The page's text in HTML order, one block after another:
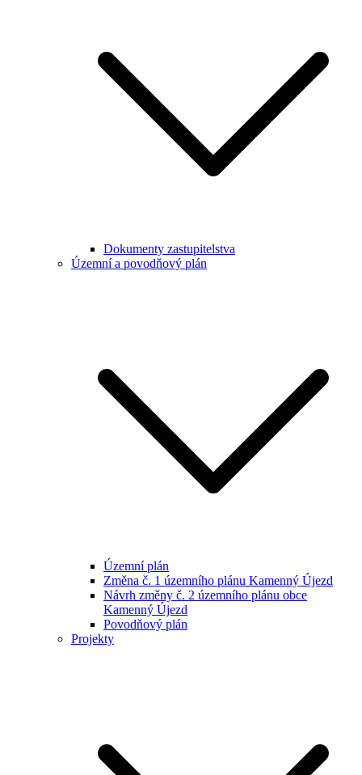
Dokumenty zastupitelstva
Územní a povodňový plán
Územní plán
Změna č. 1 územního plánu Kamenný Újezd
Návrh změny č. 2 územního plánu obce
Kamenný Újezd
Povodňový plán
Projekty